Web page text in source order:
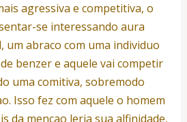
agressiva e competitiva, o
se interessando aura
um abraco com uma individuo
benzer e aquele vai competir
uma comitiva, sobremodo
Isso fez com aquele o homem
da mencao leria sua alfinidade,